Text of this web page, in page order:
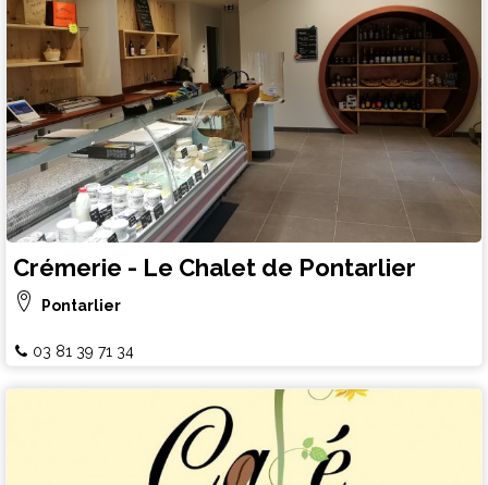
Crémerie - Le Chalet de Pontarlier
Pontarlier
03 81 39 71 34